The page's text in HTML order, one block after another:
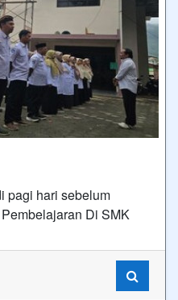
pagi hari sebelum
Di SMK